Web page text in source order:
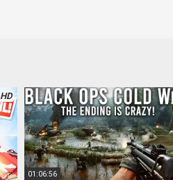
HD
01:06:56